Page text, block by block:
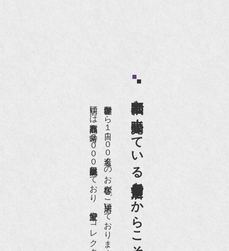
京都祇園で小売販売している
世界各国から１日１００名近くのお客様がご来店頂いております。
店頭には買取商品を常時２０００点以上展示販売しており、